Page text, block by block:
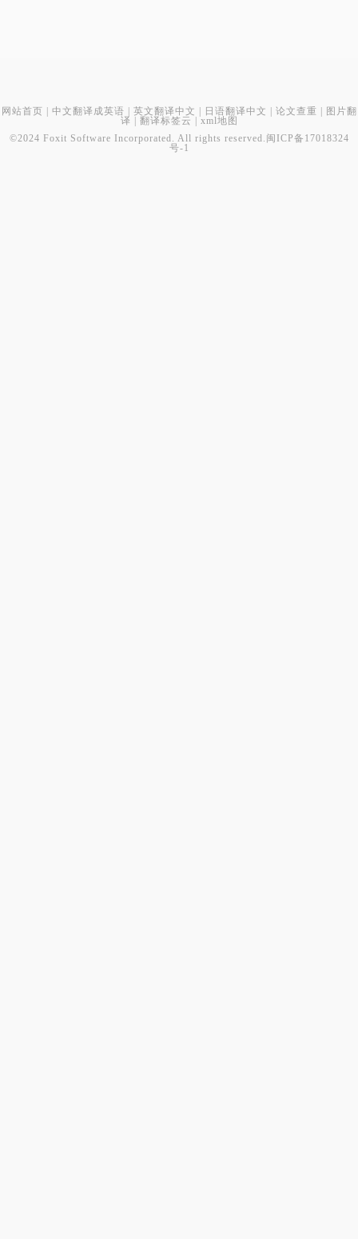
网站首页 | 中文翻译成英语 | 英文翻译中文 | 日语翻译中文 | 论文查重 | 图片翻
译 | 翻译标签云 | xml地图
©2024 Foxit Software Incorporated. All rights reserved. 闽ICP备17018324
号-1